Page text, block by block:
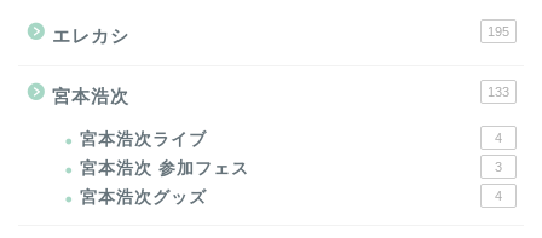
エレカシ 195
宮本浩次 133
宮本浩次ライブ 4
宮本浩次 参加フェス 3
宮本浩次グッズ 4